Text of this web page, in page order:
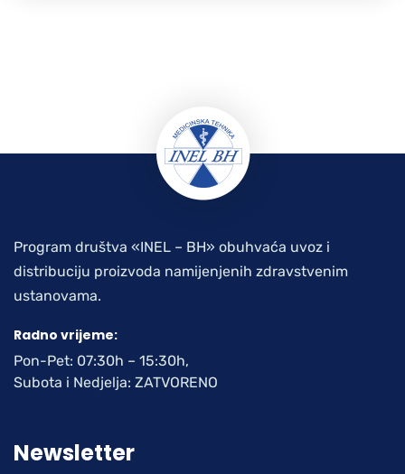
Program društva «INEL – BH» obuhvaća uvoz i
distribuciju proizvoda namijenjenih zdravstvenim
ustanovama.
Radno vrijeme:
Pon-Pet: 07:30h – 15:30h,
Subota i Nedjelja: ZATVORENO
Newsletter